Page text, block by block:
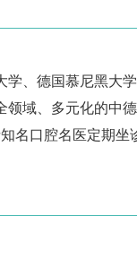
、德国慕尼黑大
域、多元化的中
名口腔名医定期坐